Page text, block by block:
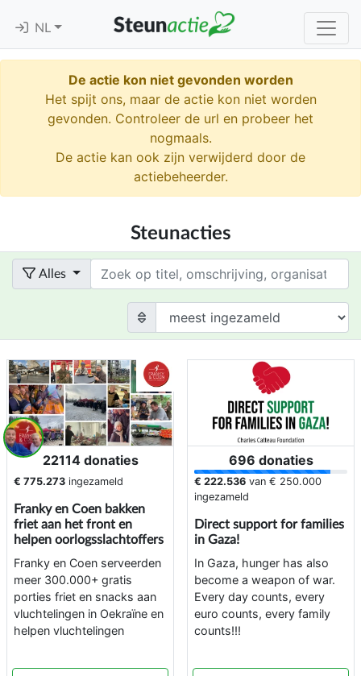
NL
De actie kon niet gevonden worden
Het spijt ons, maar de actie kon niet worden
gevonden. Controleer de url en probeer het
nogmaals.
De actie kan ook zijn verwijderd door de
actiebeheerder.
Steunacties
Alles Term
22114 donaties
€ 775.273 ingezameld
Franky en Coen bakken
friet aan het front en
helpen oorlogsslachtoffers
Franky en Coen serveerden
meer 300.000+ gratis
porties friet en snacks aan
vluchtelingen in Oekraïne en
helpen vluchtelingen
696 donaties
€ 222.536 van € 250.000
ingezameld
Direct support for families
in Gaza!
In Gaza, hunger has also
become a weapon of war.
Every day counts, every
euro counts, every family
counts!!!